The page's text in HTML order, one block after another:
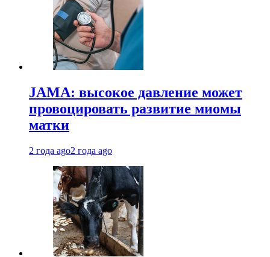
JAMA: высокое давление может
провоцировать развитие миомы
матки
2 года ago2 года ago